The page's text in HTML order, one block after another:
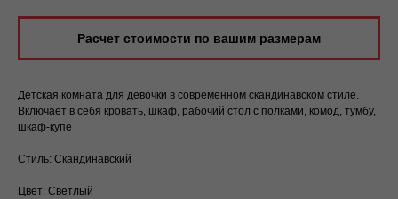
Расчет стоимости по вашим размерам
Детская комната для девочки в современном скандинавском стиле.
Включает в себя кровать, шкаф, рабочий стол с полками, комод, тумбу,
шкаф-купе
Стиль: Скандинавский
Цвет: Светлый